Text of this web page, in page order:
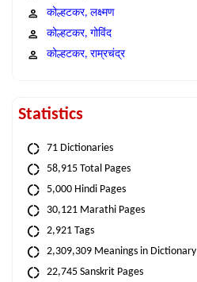
कोल्हटकर, लक्ष्मण
कोल्हटकर, गोविंद
कोल्हटकर, राम्रचंद्र
Statistics
71 Dictionaries
58,915 Total Pages
5,000 Hindi Pages
30,121 Marathi Pages
2,921 Tags
2,309,309 Meanings in Dictionary
22,745 Sanskrit Pages